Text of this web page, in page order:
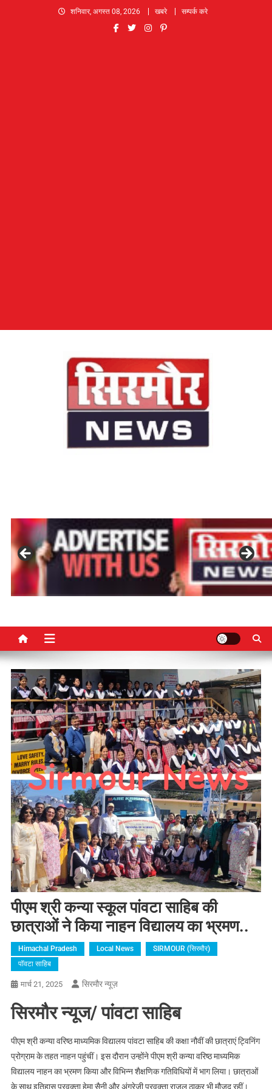
शनिवार, अगस्त 08, 2026 खबरे सम्पर्क करे
पीएम श्री कन्या स्कूल पांवटा साहिब की
छात्राओं ने किया नाहन विद्यालय का भ्रमण..
Himachal Pradesh Local News
SIRMOUR (सिरमौर)
पॉवटा साहिब
मार्च 21, 2025 सिरमौर न्यूज़
सिरमौर न्यूज/ पांवटा साहिब
पीएम श्री कन्या वरिष्ठ माध्यमिक विद्यालय पांवटा साहिब की कक्षा नौवीं की छात्राएं ट्विनिंग
प्रोग्राम के तहत नाहन पहुंचीं। इस दौरान उन्होंने पीएम श्री कन्या वरिष्ठ माध्यमिक
विद्यालय नाहन का भ्रमण किया और विभिन्न शैक्षणिक गतिविधियों में भाग लिया। छात्राओं
के साथ इतिहास प्रवक्ता हेमा सैनी और अंग्रेजी प्रवक्ता राजुल ठाकुर भी मौजूद रहीं।